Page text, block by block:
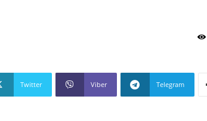
Twitter Viber Telegram